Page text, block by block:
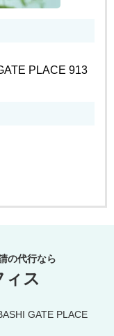
PLACE 913
の代行なら
ィス
GATE PLACE